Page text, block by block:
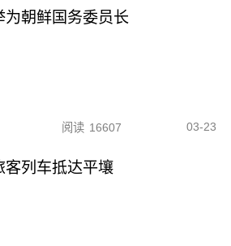
朝鲜国务委员长
阅读 16607 03-23
客列车抵达平壤